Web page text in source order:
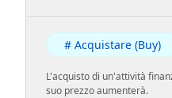
# Acquistare (Buy)
L'acquisto di un'attività
suo prezzo aumenterà.